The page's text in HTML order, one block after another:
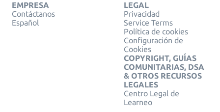
EMPRESA
Contáctanos
Español
LEGAL
Privacidad
Service Terms
Política de cookies
Configuración de
Cookies
COPYRIGHT, GUÍAS
COMUNITARIAS, DSA
& OTROS RECURSOS
LEGALES
Centro Legal de
Learneo